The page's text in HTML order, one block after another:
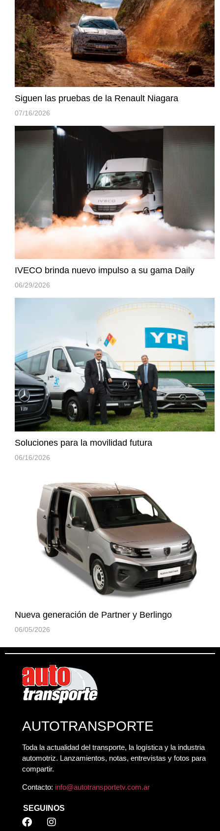
Siguen las pruebas de la Renault Niagara
07/16/2026
IVECO brinda nuevo impulso a su gama Daily
06/29/2026
Soluciones para la movilidad futura
06/16/2026
Nueva generación de Partner y Berlingo
06/05/2026
AUTOTRANSPORTE
Toda la actualidad del transporte, la logística y la industria
automotriz. Lanzamientos, notas, entrevistas y fotos para
compartir.
Contacto: info@autotransportetv.com.ar
SEGUINOS